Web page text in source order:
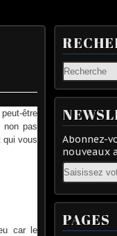
être
non pas
qui vous
car le
Abonnez-
nouveaux
Email
PAGES